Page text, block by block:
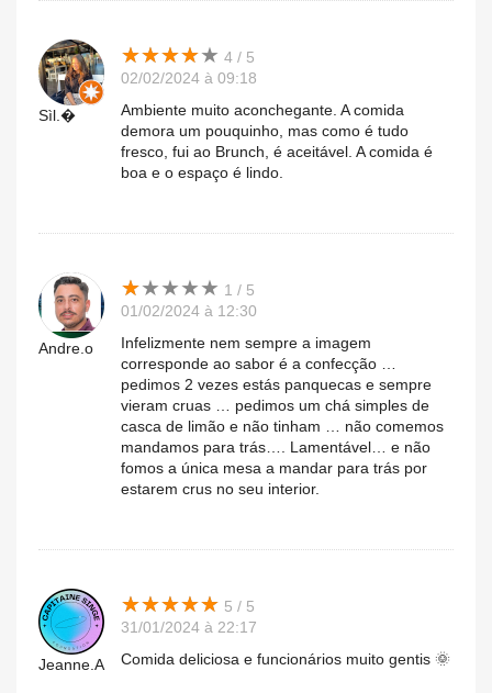
Sìl.�
★★★★★
★★★★★ 4 / 5
02/02/2024 à 09:18
Ambiente muito aconchegante. A comida
demora um pouquinho, mas como é tudo
fresco, fui ao Brunch, é aceitável. A comida é
boa e o espaço é lindo.
Andre.o
★★★★★
★★★★★ 1 / 5
01/02/2024 à 12:30
Infelizmente nem sempre a imagem
corresponde ao sabor é a confecção …
pedimos 2 vezes estás panquecas e sempre
vieram cruas … pedimos um chá simples de
casca de limão e não tinham … não comemos
mandamos para trás…. Lamentável… e não
fomos a única mesa a mandar para trás por
estarem crus no seu interior.
Jeanne.A
★★★★★
★★★★★ 5 / 5
31/01/2024 à 22:17
Comida deliciosa e funcionários muito gentis 🌞